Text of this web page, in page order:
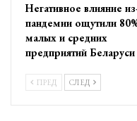
Негативное влияние
пандемии ощутили
малых и средних
предприятий Беларуси
ПРЕД СЛЕД